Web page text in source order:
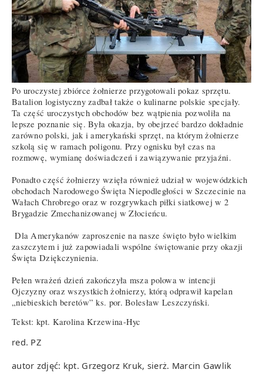
Po uroczystej zbiórce żołnierze przygotowali pokaz sprzętu.
Batalion logistyczny zadbał także o kulinarne polskie specjały.
Ta część uroczystych obchodów bez wątpienia pozwoliła na
lepsze poznanie się. Była okazja, by obejrzeć bardzo dokładnie
zarówno polski, jak i amerykański sprzęt, na którym żołnierze
szkolą się w ramach poligonu. Przy ognisku był czas na
rozmowę, wymianę doświadczeń i zawiązywanie przyjaźni.
Ponadto część żołnierzy wzięła również udział w wojewódzkich
obchodach Narodowego Święta Niepodległości w Szczecinie na
Wałach Chrobrego oraz w rozgrywkach piłki siatkowej w 2
Brygadzie Zmechanizowanej w Złocieńcu.
Dla Amerykanów zaproszenie na nasze święto było wielkim
zaszczytem i już zapowiadali wspólne świętowanie przy okazji
Święta Dziękczynienia.
Pełen wrażeń dzień zakończyła msza polowa w intencji
Ojczyzny oraz wszystkich żołnierzy, którą odprawił kapelan
„niebieskich beretów” ks. por. Bolesław Leszczyński.
Tekst: kpt. Karolina Krzewina-Hyc
red. PZ
autor zdjęć: kpt. Grzegorz Kruk, sierż. Marcin Gawlik